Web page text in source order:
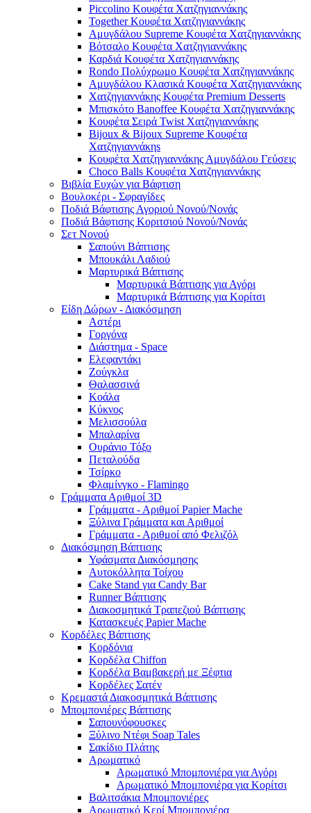
Piccolino Κουφέτα Χατζηγιαννάκης
Together Κουφέτα Χατζηγιαννάκης
Αμυγδάλου Supreme Κουφέτα Χατζηγιαννάκης
Βότσαλο Κουφέτα Χατζηγιαννάκης
Καρδιά Κουφέτα Χατζηγιαννάκης
Rondo Πολύχρωμο Κουφέτα Χατζηγιαννάκης
Αμυγδάλου Κλασικά Κουφέτα Χατζηγιαννάκης
Χατζηγιαννάκης Κουφέτα Premium Desserts
Μπισκότο Banoffee Κουφέτα Χατζηγιαννάκης
Κουφέτα Σειρά Twist Χατζηγιαννάκης
Bijoux & Bijoux Supreme Κουφέτα
Χατζηγιαννάκηs
Κουφέτα Χατζηγιαννάκης Αμυγδάλου Γεύσεις
Choco Balls Κουφέτα Χατζηγιαννάκης
Βιβλία Ευχών για Βάφτιση
Βουλοκέρι - Σφραγίδες
Ποδιά Βάφτισης Αγοριού Νονού/Νονάς
Ποδιά Βάφτισης Κοριτσιού Νονού/Νονάς
Σετ Νονού
Σαπούνι Βάπτισης
Μπουκάλι Λαδιού
Μαρτυρικά Βάπτισης
Μαρτυρικά Βάπτισης για Αγόρι
Μαρτυρικά Βάπτισης για Κορίτσι
Είδη Δώρων - Διακόσμηση
Αστέρι
Γοργόνα
Διάστημα - Space
Ελεφαντάκι
Ζούγκλα
Θαλασσινά
Κοάλα
Κύκνος
Μελισσούλα
Μπαλαρίνα
Ουράνιο Τόξο
Πεταλούδα
Τσίρκο
Φλαμίνγκο - Flamingo
Γράμματα Αριθμοί 3D
Γράμματα - Αριθμοί Papier Mache
Ξύλινα Γράμματα και Αριθμοί
Γράμματα - Αριθμοί από Φελιζόλ
Διακόσμηση Βάπτισης
Υφάσματα Διακόσμησης
Αυτοκόλλητα Τοίχου
Cake Stand για Candy Bar
Runner Βάπτισης
Διακοσμητικά Τραπεζιού Βάπτισης
Κατασκευές Papier Mache
Κορδέλες Βάπτισης
Κορδόνια
Κορδέλα Chiffon
Κορδέλα Βαμβακερή με Ξέφτια
Κορδέλες Σατέν
Κρεμαστά Διακοσμητικά Βάπτισης
Μπομπονιέρες Βάπτισης
Σαπουνόφουσκες
Ξύλινο Ντέφι Soap Tales
Σακίδιο Πλάτης
Αρωματικό
Αρωματικό Μπομπονιέρα για Αγόρι
Αρωματικό Μπομπονιέρα για Κορίτσι
Βαλιτσάκια Μπομπονιέρες
Αρωματικό Κερί Μπομπονιέρα